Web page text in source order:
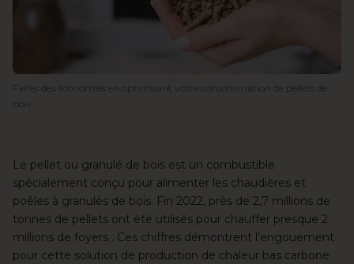
Faites des économies en optimisant votre consommation de pellets de
bois
Le pellet ou granulé de bois est un combustible
spécialement conçu pour alimenter les chaudières et
poêles à granulés de bois. Fin 2022, près de 2,7 millions de
tonnes de pellets ont été utilisés pour chauffer presque 2
millions de foyers . Ces chiffres démontrent l’engouement
pour cette solution de production de chaleur bas carbone.